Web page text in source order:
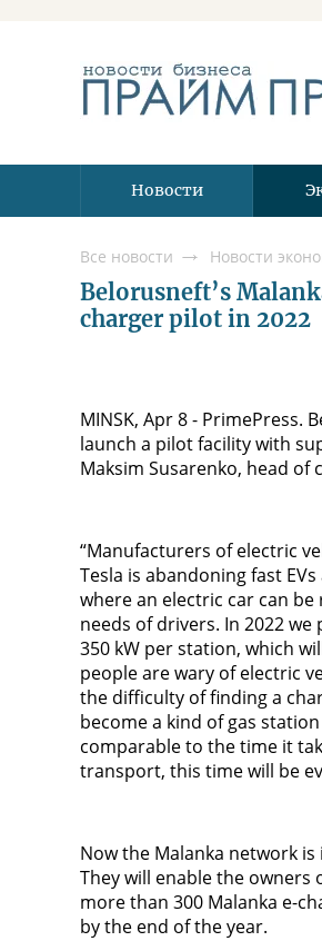
Новости
Все новости Новости
Belorusneft’s
charger pilot in 2022
MINSK, Apr 8 - PrimePress.
launch a pilot facility with
Maksim Susarenko, head
“Manufacturers of electric
Tesla is abandoning fast
where an electric car can
needs of drivers. In 2022
350 kW per station, which
people are wary of electric
the difficulty of finding a
become a kind of gas
comparable to the time it
transport, this time will be
Now the Malanka network
They will enable the owners
more than 300 Malanka e-
by the end of the year.